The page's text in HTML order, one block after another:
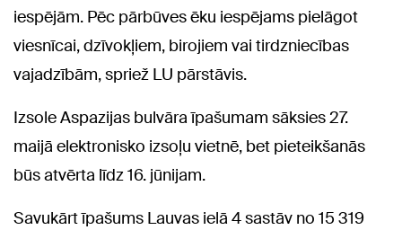
iespējām. Pēc pārbūves ēku iespējams pielāgot
viesnīcai, dzīvokļiem, birojiem vai tirdzniecības
vajadzībām, spriež LU pārstāvis.
Izsole Aspazijas bulvāra īpašumam sāksies 27.
maijā elektronisko izsoļu vietnē, bet pieteikšanās
būs atvērta līdz 16. jūnijam.
Savukārt īpašums Lauvas ielā 4 sastāv no 15 319